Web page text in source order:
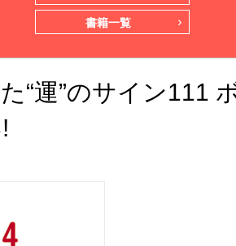
書籍一覧
“運”のサイン111